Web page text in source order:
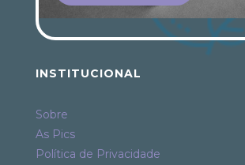
INSTITUCIONAL
Sobre
As Pics
Política de Privacidade